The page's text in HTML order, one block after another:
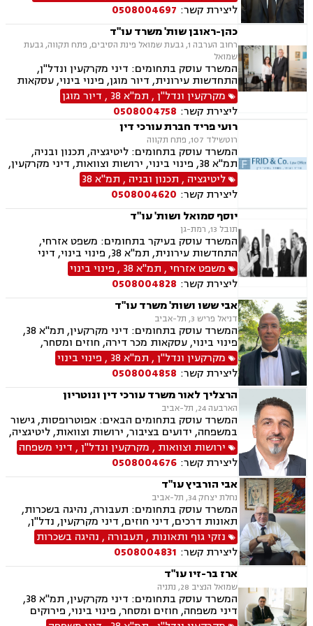
ליצירת קשר: 0508004697
כהן-ראובן שות' משרד עו"ד
רחוב הערבה 1, גבעת שמואל פינת הסיבים, פתח תקווה, גבעת
שמואל
המשרד עוסק בתחומים: דיני מקרקעין ונדל"ן,
התחדשות עירונית, דיור מוגן, פינוי בינוי, עסקאות
מכר דירה, פינוי מושכר, מגרשים לבניה, מיסוי
מקרקעין, דיני חוזים, דיני משפחה, ירושות וצוואות,
הסכמי ממון, עסקאות מתנה, ייפוי כוח מתמשך.
מקרקעין ונדל"ן, תמ"א 38 , דיור מוגן
ליצירת קשר: 0508004758
רועי פריד חברת עורכי דין
רוטשילד 107, פתח תקווה
המשרד עוסק בתחומים: ליטיגציה, תכנון ובניה,
תמ"א 38, פינוי בינוי, ירושות וצוואות, דיני מקרקעין,
נדל"ן, קבוצות רכישה, עסקאות מכר דירה.
ליטיגציה , תכנון ובניה , תמ"א 38
ליצירת קשר: 0508004620
יוסף סמואל ושות' עו"ד
תובל 13, רמת-גן
המשרד עוסק בעיקר בתחומים: משפט אזרחי,
התחדשות עירונית, תמ"א 38, פינוי בינוי, דיני
מקרקעין, מיסים, גילוי מרצון, דיני תאגידים, הפקעת
קרקעות, תכנון ובניה, דיור מוגן, ירושות וצוואות,
חוקתי ומנהלי, ליווי עסקי, ליטיגציה, ליקויי בנייה,
לשון הרע, מיסוי נדל"ן, מיסוי עירוני, מיסוי פלילי,
מסחר בינלאומי, נוטריון, דיני התיישנות, זכויות
יוצרים, נדל"ן, סדר דין אזרחי וראיות, עבירות מס
כלכליות, עסקאות מכר דירה, ערבויות ושטרות, פינוי
מושכר, קבוצות רכישה, רישוי עסקים, עריכת ייפוי
כוח מתמשך
משפט אזרחי , תמ"א 38 , פינוי בינוי
ליצירת קשר: 0508004828
אבי ששו ושות' משרד עו"ד
דניאל פריש 3, תל-אביב
המשרד עוסק בתחומים: דיני מקרקעין, תמ"א 38,
פינוי בינוי, עסקאות מכר דירה, חוזים ומסחר,
נוטריון, נדל"ן.
מקרקעין ונדל"ן, תמ"א 38 , פינוי בינוי
ליצירת קשר: 0508004858
הרצליך לאור משרד עורכי דין ונוטריון
הארבעה 24, תל-אביב
המשרד עוסק בתחומים הבאים: אפוטרופסות, גישור
במשפחה, ידועים בציבור, ירושות וצוואות, ליטיגציה,
ליקויי בנייה, מיסוי נדל"ן, עסקאות מכר דירה,
קבוצות רכישה, תכנון ובניה, דיני חוזים ומסחר, דיני
מקרקעין, דיני משפחה, אבהות , גירושין, דיור מוגן,
הורות חד מינית, מגרשים חקלאיים, מזונות,
קבוצות רכישה, הוצאה לפועל.
ירושות וצוואות , מקרקעין ונדל"ן, דיני משפחה
ליצירת קשר: 0508004676
אבי הורביץ עו"ד
נחלת יצחק 34, תל-אביב
המשרד עוסק בתחומים: תעבורה, נהיגה בשכרות,
תאונות דרכים, דיני חוזים, דיני מקרקעין, נדל"ן,
עסקאות מכר דירה, ליקויי בנייה, ירושות וצוואות,
דיור מוגן, נזיקין, דיני תאגידים, זכויות אדם, לשון
ובניה
נזקי גוף ותאונות , תעבורה , נהיגה בשכרות
ליצירת קשר: 0508004831
ארז בר-זיו עו"ד
שמואל הנציב 28, נתניה
המשרד עוסק בתחומים: דיני מקרקעין, תמ"א 38,
דיני משפחה, חוזים ומסחר, פינוי בינוי, פירוקים
והקפאות הליכים, תכנון ובניה, מזונות, לשון הרע,